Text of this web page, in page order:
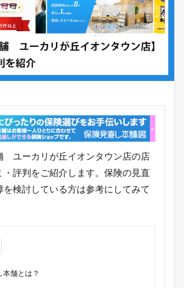
ユーカリが丘イオンタウン店の店
・評判をご紹介します。保険の見直
を検討している方は参考にしてみて
本舗とは？